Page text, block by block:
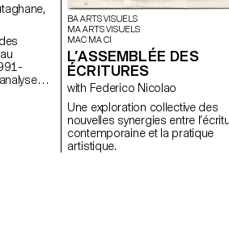
BA ARTS VISUELS
MA ARTS VISUELS
MAC MA CI
L’ASSEMBLÉE DES
ÉCRITURES
with Federico Nicolao
Une exploration collective des
nouvelles synergies entre
contemporaine et la pratique
artistique.